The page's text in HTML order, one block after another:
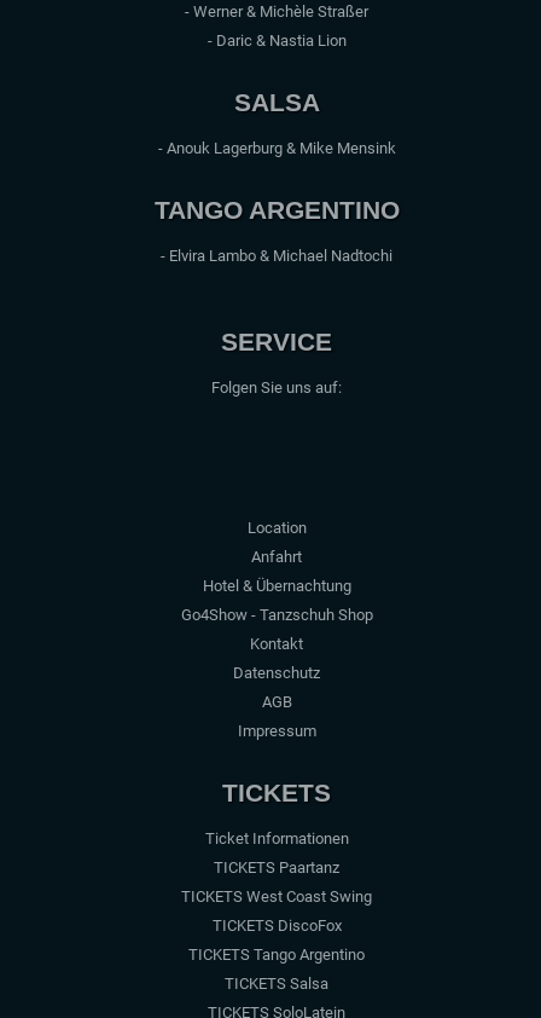
- Werner & Michèle Straßer
- Daric & Nastia Lion
SALSA
- Anouk Lagerburg & Mike Mensink
TANGO ARGENTINO
- Elvira Lambo & Michael Nadtochi
SERVICE
Folgen Sie uns auf:
Location
Anfahrt
Hotel & Übernachtung
Go4Show - Tanzschuh Shop
Kontakt
Datenschutz
AGB
Impressum
TICKETS
Ticket Informationen
TICKETS Paartanz
TICKETS West Coast Swing
TICKETS DiscoFox
TICKETS Tango Argentino
TICKETS Salsa
TICKETS SoloLatein